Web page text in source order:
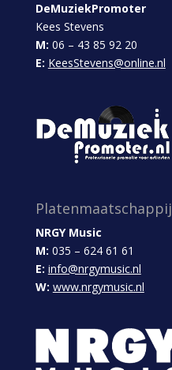
DeMuziekPromoter
Kees Stevens
M: 06 – 43 85 92 20
E: KeesStevens@online.nl
Platenmaatschappij
NRGY Music
M: 035 – 624 61 61
E: info@nrgymusic.nl
W: www.nrgymusic.nl